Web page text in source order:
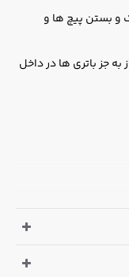
و بستن پیچ ها و
جز باتری ها در داخل